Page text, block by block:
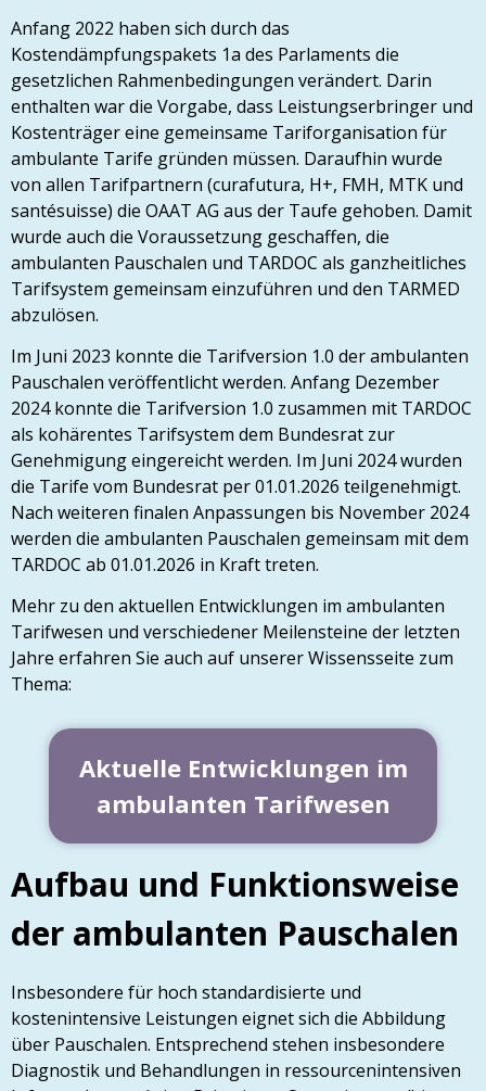
Anfang 2022 haben sich durch das
Kostendämpfungspakets 1a des Parlaments die
gesetzlichen Rahmenbedingungen verändert. Darin
enthalten war die Vorgabe, dass Leistungserbringer und
Kostenträger eine gemeinsame Tariforganisation für
ambulante Tarife gründen müssen. Daraufhin wurde
von allen Tarifpartnern (curafutura, H+, FMH, MTK und
santésuisse) die OAAT AG aus der Taufe gehoben. Damit
wurde auch die Voraussetzung geschaffen, die
ambulanten Pauschalen und TARDOC als ganzheitliches
Tarifsystem gemeinsam einzuführen und den TARMED
abzulösen.
Im Juni 2023 konnte die Tarifversion 1.0 der ambulanten
Pauschalen veröffentlicht werden. Anfang Dezember
2024 konnte die Tarifversion 1.0 zusammen mit TARDOC
als kohärentes Tarifsystem dem Bundesrat zur
Genehmigung eingereicht werden. Im Juni 2024 wurden
die Tarife vom Bundesrat per 01.01.2026 teilgenehmigt.
Nach weiteren finalen Anpassungen bis November 2024
werden die ambulanten Pauschalen gemeinsam mit dem
TARDOC ab 01.01.2026 in Kraft treten.
Mehr zu den aktuellen Entwicklungen im ambulanten
Tarifwesen und verschiedener Meilensteine der letzten
Jahre erfahren Sie auch auf unserer Wissensseite zum
Thema:
Aktuelle Entwicklungen im
ambulanten Tarifwesen
Aufbau und Funktionsweise
der ambulanten Pauschalen
Insbesondere für hoch standardisierte und
kostenintensive Leistungen eignet sich die Abbildung
über Pauschalen. Entsprechend stehen insbesondere
Diagnostik und Behandlungen in ressourcenintensiven